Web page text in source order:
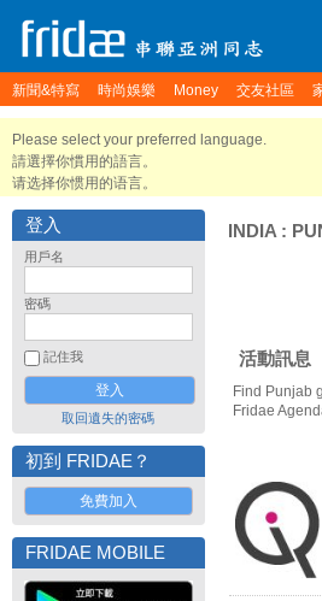
新聞&特寫 時尚娛樂 Money 交友社區
Please select your preferred language.
請選擇你慣用的語言。
请选择你惯用的语言。
登入
用戶名
密碼
記住我
取回遺失的密碼
初到 FRIDAE？
免費加入
FRIDAE MOBILE
INDIA :
活動訊息
Find Punjab
Fridae